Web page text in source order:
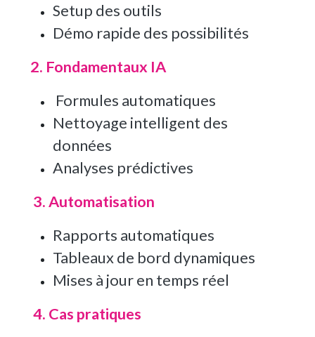
Setup des outils
Démo rapide des possibilités
2. Fondamentaux IA
Formules automatiques
Nettoyage intelligent des
données
Analyses prédictives
3. Automatisation
Rapports automatiques
Tableaux de bord dynamiques
Mises à jour en temps réel
4. Cas pratiques